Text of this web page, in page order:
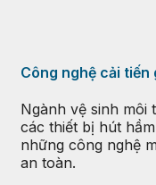
Công nghệ cải
Ngành vệ sinh môi
các thiết bị hút
những công nghệ
an toàn.